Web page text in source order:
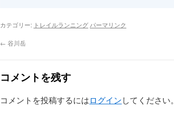
カテゴリー: トレイルランニング パーマリンク
← 谷川岳
コメントを残す
コメントを投稿するにはログインしてください。